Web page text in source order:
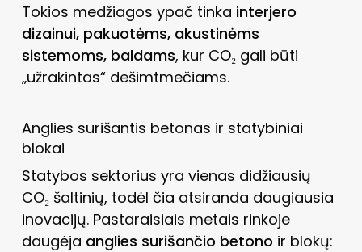
Tokios medžiagos ypač tinka interjero
dizainui, pakuotėms, akustinėms
sistemoms, baldams, kur CO₂ gali būti
„užrakintas“ dešimtmečiams.
Anglies surišantis betonas ir statybiniai
blokai
Statybos sektorius yra vienas didžiausių
CO₂ šaltinių, todėl čia atsiranda daugiausia
inovacijų. Pastaraisiais metais rinkoje
daugėja anglies surišančio betono ir blokų: